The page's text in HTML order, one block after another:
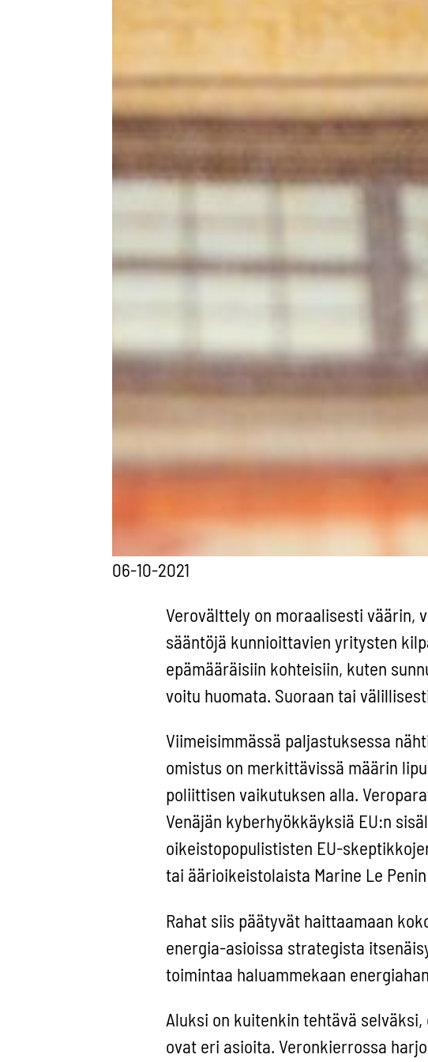
06-10-2021
Verovälttely on moraalisesti väärin,
sääntöjä kunnioittavien yritysten
epämääräisiin kohteisiin, kuten
voitu huomata. Suoraan tai
Viimeisimmässä paljastuksessa
omistus on merkittävissä määrin
poliittisen vaikutuksen alla.
Venäjän kyberhyökkäyksiä EU:n
oikeistopopulististen EU-
tai äärioikeistolaista Marine Le
Rahat siis päätyvät haittaamaan
energia-asioissa strategista
toimintaa haluammekaan
Aluksi on kuitenkin tehtävä
ovat eri asioita. Veronkierrossa